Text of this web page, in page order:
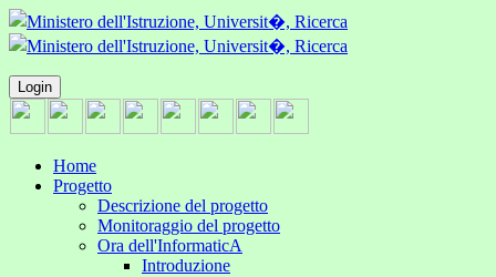
Login
Home
Progetto
Descrizione del progetto
Monitoraggio del progetto
Ora dell'InformaticA
Introduzione